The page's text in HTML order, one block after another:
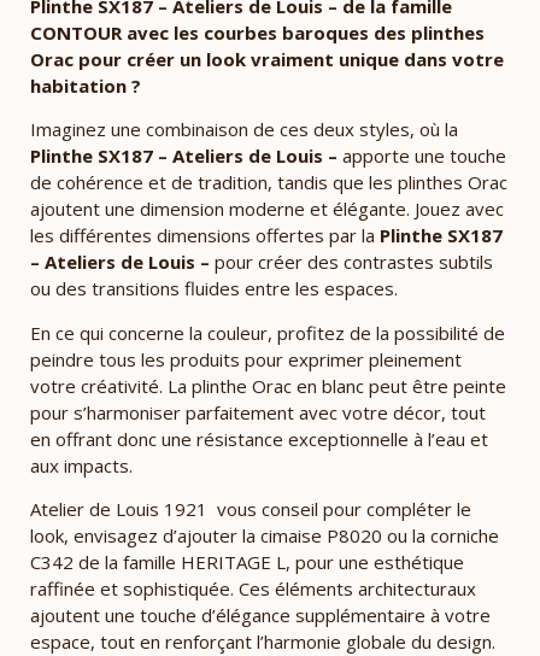
Plinthe SX187 – Ateliers de Louis – de la famille
CONTOUR avec les courbes baroques des plinthes
Orac pour créer un look vraiment unique dans votre
habitation ?
Imaginez une combinaison de ces deux styles, où la
Plinthe SX187 – Ateliers de Louis – apporte une touche
de cohérence et de tradition, tandis que les plinthes Orac
ajoutent une dimension moderne et élégante. Jouez avec
les différentes dimensions offertes par la Plinthe SX187
– Ateliers de Louis – pour créer des contrastes subtils
ou des transitions fluides entre les espaces.
En ce qui concerne la couleur, profitez de la possibilité de
peindre tous les produits pour exprimer pleinement
votre créativité. La plinthe Orac en blanc peut être peinte
pour s’harmoniser parfaitement avec votre décor, tout
en offrant donc une résistance exceptionnelle à l’eau et
aux impacts.
Atelier de Louis 1921 vous conseil pour compléter le
look, envisagez d’ajouter la cimaise P8020 ou la corniche
C342 de la famille HERITAGE L, pour une esthétique
raffinée et sophistiquée. Ces éléments architecturaux
ajoutent une touche d’élégance supplémentaire à votre
espace, tout en renforçant l’harmonie globale du design.